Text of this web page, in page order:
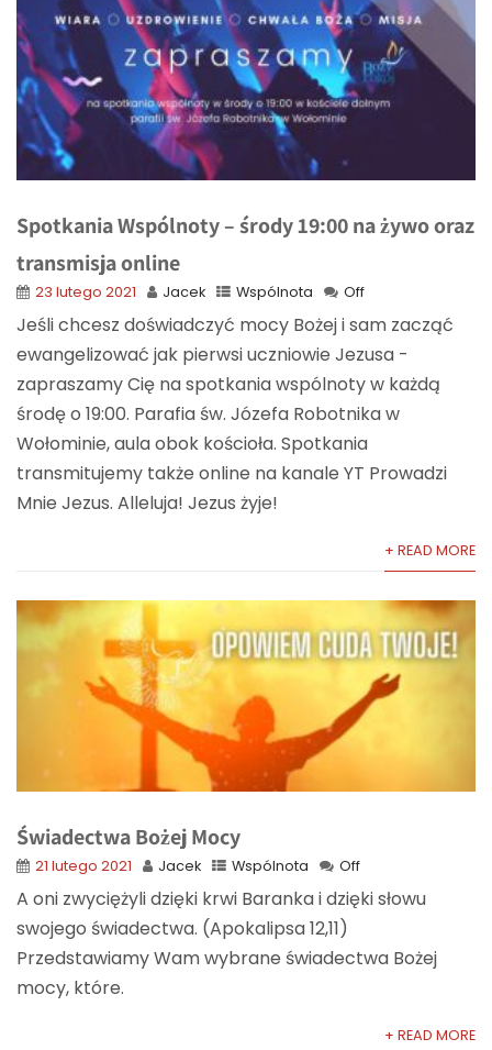
Spotkania Wspólnoty – środy 19:00 na żywo oraz
transmisja online
23 lutego 2021 Jacek Wspólnota Off
Jeśli chcesz doświadczyć mocy Bożej i sam zacząć
ewangelizować jak pierwsi uczniowie Jezusa -
zapraszamy Cię na spotkania wspólnoty w każdą
środę o 19:00. Parafia św. Józefa Robotnika w
Wołominie, aula obok kościoła. Spotkania
transmitujemy także online na kanale YT Prowadzi
Mnie Jezus. Alleluja! Jezus żyje!
+ READ MORE
Świadectwa Bożej Mocy
21 lutego 2021 Jacek Wspólnota Off
A oni zwyciężyli dzięki krwi Baranka i dzięki słowu
swojego świadectwa. (Apokalipsa 12,11)
Przedstawiamy Wam wybrane świadectwa Bożej
mocy, które.
+ READ MORE